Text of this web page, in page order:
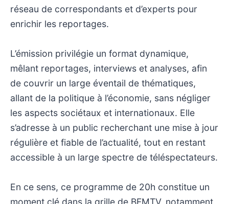
réseau de correspondants et d’experts pour
enrichir les reportages.
L’émission privilégie un format dynamique,
mêlant reportages, interviews et analyses, afin
de couvrir un large éventail de thématiques,
allant de la politique à l’économie, sans négliger
les aspects sociétaux et internationaux. Elle
s’adresse à un public recherchant une mise à jour
régulière et fiable de l’actualité, tout en restant
accessible à un large spectre de téléspectateurs.
En ce sens, ce programme de 20h constitue un
moment clé dans la grille de BFMTV, notamment